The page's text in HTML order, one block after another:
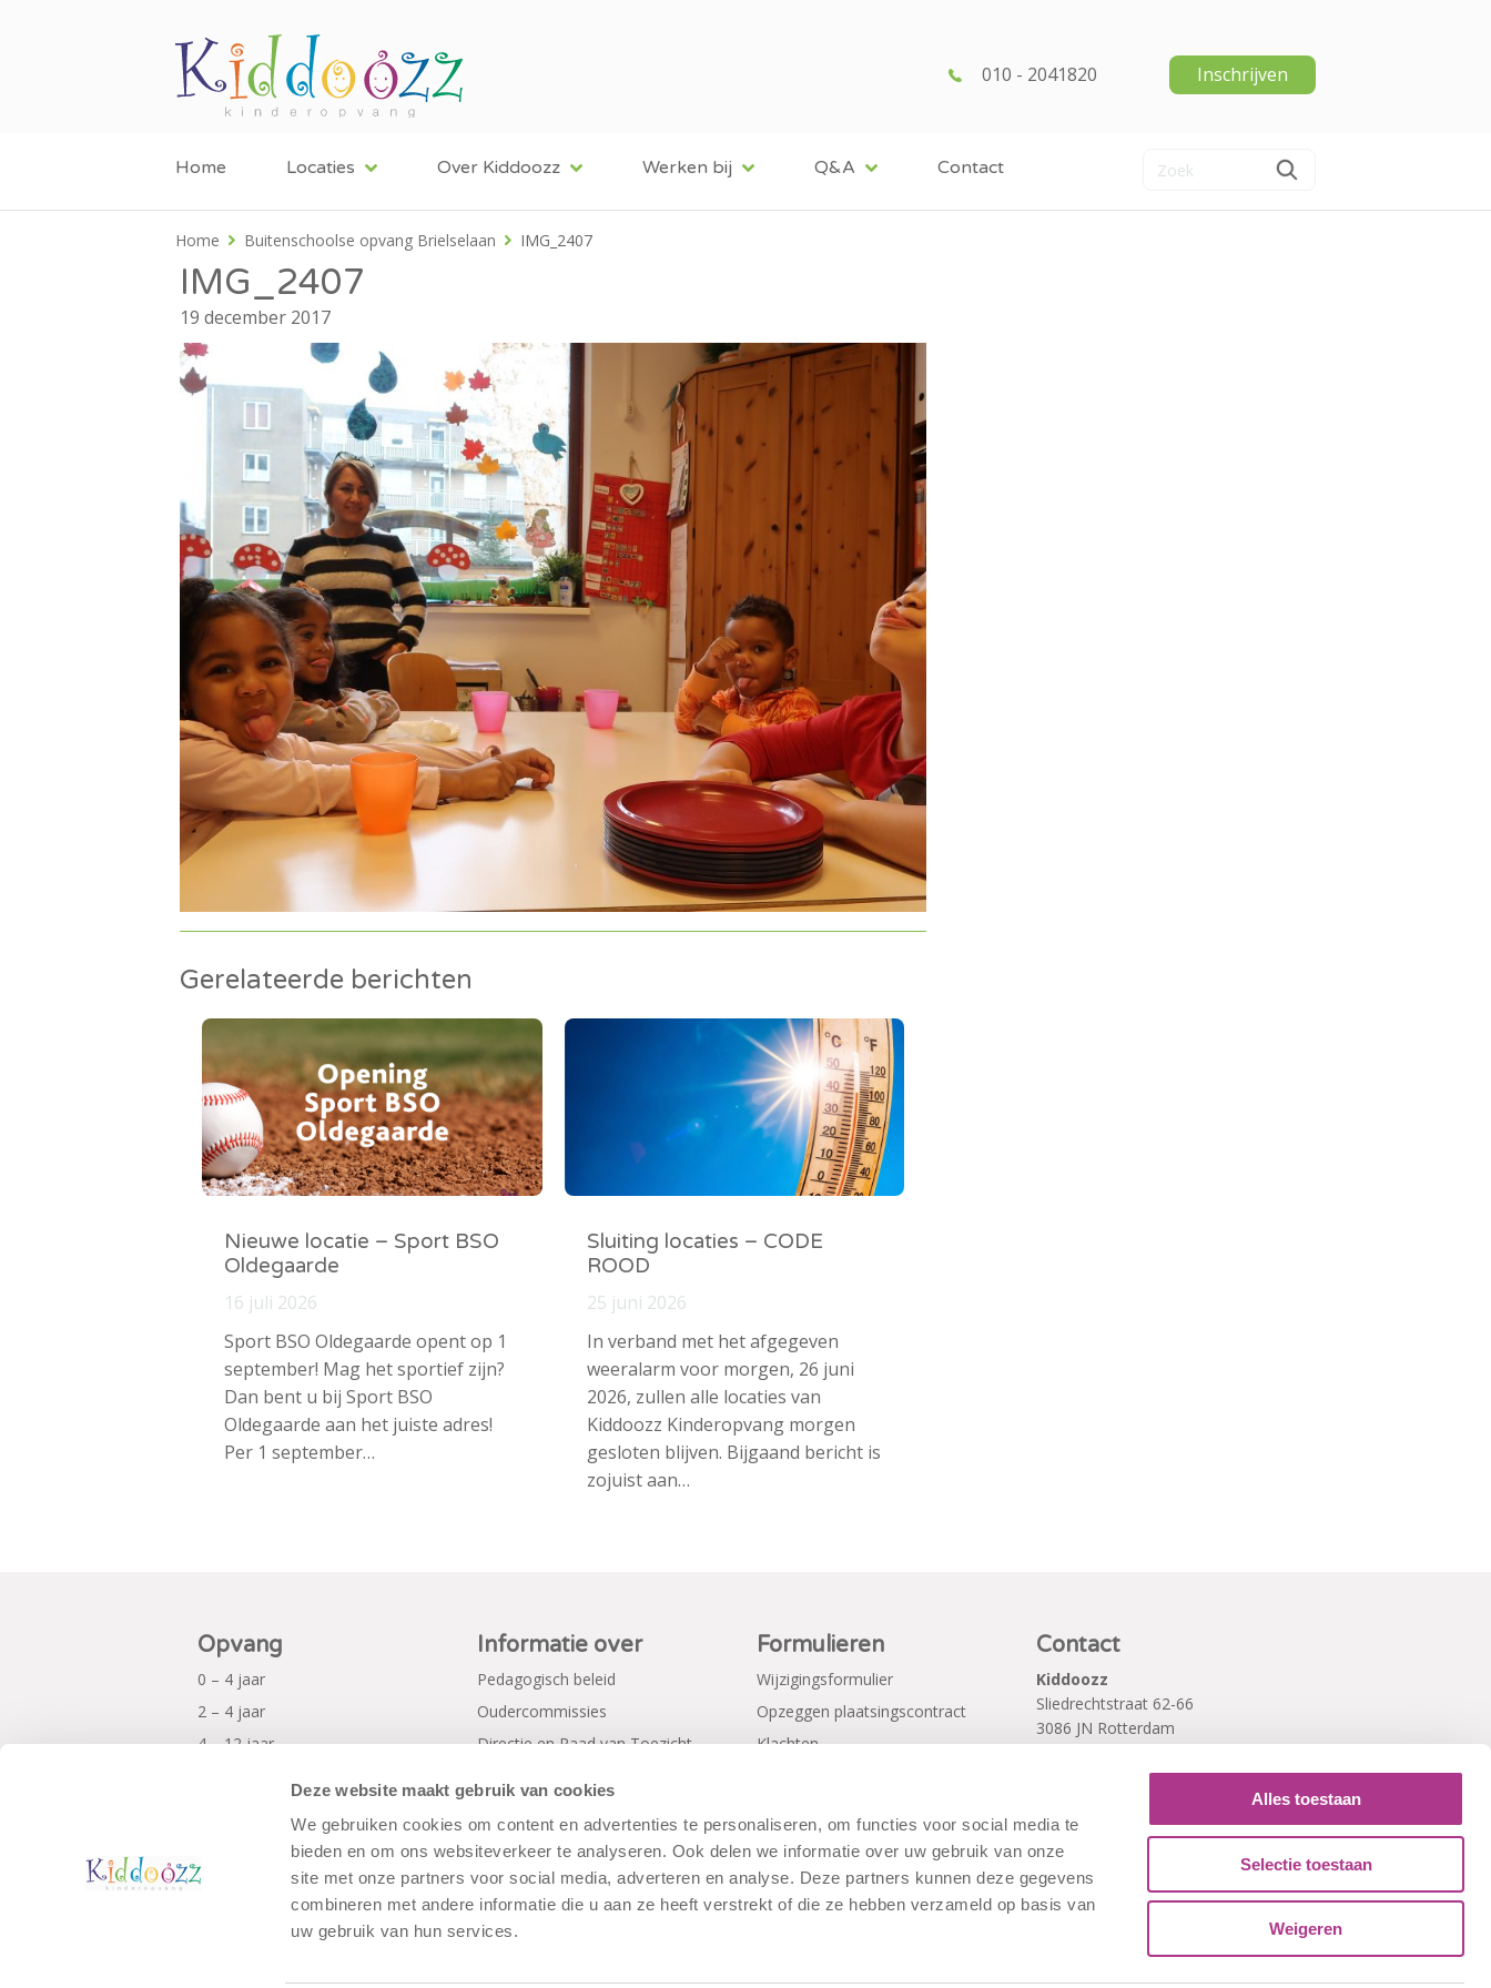
Deze website maakt gebruik van cookies
We gebruiken cookies om content en advertenties te personaliseren, om functies voor social media te
bieden en om ons websiteverkeer te analyseren. Ook delen we informatie over uw gebruik van onze
site met onze partners voor social media, adverteren en analyse. Deze partners kunnen deze gegevens
combineren met andere informatie die u aan ze heeft verstrekt of die ze hebben verzameld op basis van
uw gebruik van hun services.
Alles toestaan
Selectie toestaan
Weigeren
010 - 2041820 Inschrijven
Home Locaties Over Kiddoozz Werken bij Q&A Contact
Home Buitenschoolse opvang Brielselaan IMG_2407
IMG_2407
19 december 2017
Gerelateerde berichten
Nieuwe locatie – Sport BSO
Oldegaarde
16 juli 2026
Sport BSO Oldegaarde opent op 1
september! Mag het sportief zijn?
Dan bent u bij Sport BSO
Oldegaarde aan het juiste adres!
Per 1 september…
Sluiting locaties – CODE
ROOD
25 juni 2026
In verband met het afgegeven
weeralarm voor morgen, 26 juni
2026, zullen alle locaties van
Kiddoozz Kinderopvang morgen
gesloten blijven. Bijgaand bericht is
zojuist aan…
Opvang
0 – 4 jaar
2 – 4 jaar
4 – 12 jaar
Informatie over
Pedagogisch beleid
Oudercommissies
Directie en Raad van Toezicht
Formulieren
Wijzigingsformulier
Opzeggen plaatsingscontract
Klachten
Contact
Kiddoozz
Sliedrechtstraat 62-66
3086 JN Rotterdam